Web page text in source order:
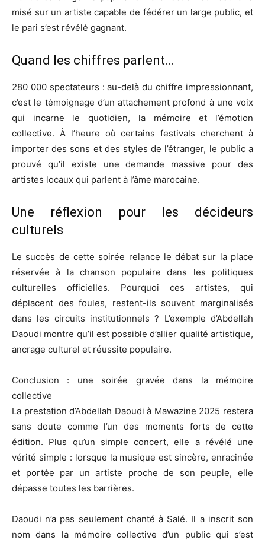
misé sur un artiste capable de fédérer un large public, et
le pari s’est révélé gagnant.
Quand les chiffres parlent…
280 000 spectateurs : au-delà du chiffre impressionnant,
c’est le témoignage d’un attachement profond à une voix
qui incarne le quotidien, la mémoire et l’émotion
collective. À l’heure où certains festivals cherchent à
importer des sons et des styles de l’étranger, le public a
prouvé qu’il existe une demande massive pour des
artistes locaux qui parlent à l’âme marocaine.
Une réflexion pour les décideurs
culturels
Le succès de cette soirée relance le débat sur la place
réservée à la chanson populaire dans les politiques
culturelles officielles. Pourquoi ces artistes, qui
déplacent des foules, restent-ils souvent marginalisés
dans les circuits institutionnels ? L’exemple d’Abdellah
Daoudi montre qu’il est possible d’allier qualité artistique,
ancrage culturel et réussite populaire.
Conclusion : une soirée gravée dans la mémoire
collective
La prestation d’Abdellah Daoudi à Mawazine 2025 restera
sans doute comme l’un des moments forts de cette
édition. Plus qu’un simple concert, elle a révélé une
vérité simple : lorsque la musique est sincère, enracinée
et portée par un artiste proche de son peuple, elle
dépasse toutes les barrières.
Daoudi n’a pas seulement chanté à Salé. Il a inscrit son
nom dans la mémoire collective d’un public qui s’est